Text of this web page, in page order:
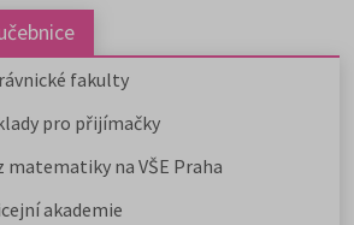
fakulty
pro přijímačky
matematiky na VŠE Praha
akademie